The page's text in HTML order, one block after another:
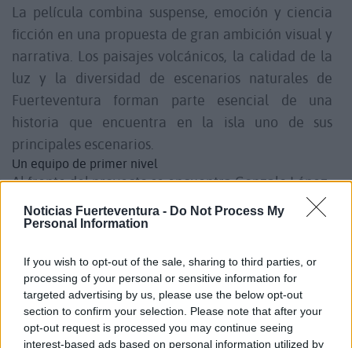
Noticias Fuerteventura - Do Not Process My
Personal Information
If you wish to opt-out of the sale, sharing to third parties, or
processing of your personal or sensitive information for
targeted advertising by us, please use the below opt-out
section to confirm your selection. Please note that after your
opt-out request is processed you may continue seeing
interest-based ads based on personal information utilized by
La película combina suspense, emoción y ciencia
ficción en una propuesta de gran ambición visual y
narrativa. Los paisajes volcánicos, la calidad de la
luz y la diversidad de escenarios naturales de
Fuerteventura forman parte esencial de una
historia que encuentra en la isla uno de sus
principales escenarios.
Un equipo de primer nivel
Al frente del proyecto se encuentra Gonzalo López-
Gallego, director, guionista y productor
considerado una de las voces más reconocibles del
El reparto está encabezado por Andrés Gertrúdix,
uno de los intérpretes más reconocidos y versátiles
del panorama audiovisual español, con una amplia
trayectoria en cine, televisión y teatro.